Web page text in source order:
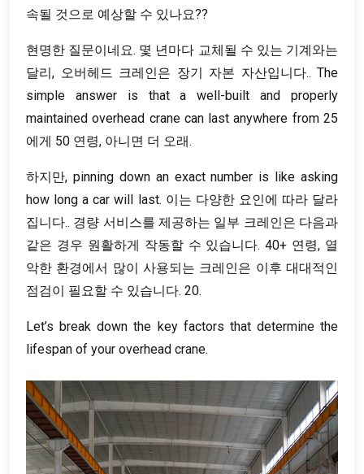
속될 것으로 예상할 수 있나요??
현명한 질문이네요. 몇 년마다 교체될 수 있는 기계와는
달리, 오버헤드 크레인은 장기 자본 자산입니다.. The
simple answer is that a well-built and properly
maintained overhead crane can last anywhere from25
에게 50 연령, 아니면 더 오래.
하지만, pinning down an exact number is like asking
how long a car will last. 이는 다양한 요인에 따라 달라
집니다.. 경량 서비스를 제공하는 일부 크레인은 다음과
같은 경우 원활하게 작동할 수 있습니다. 40+ 연령, 열
악한 환경에서 많이 사용되는 크레인은 이후 대대적인
점검이 필요할 수 있습니다. 20.
Let’s break down the key factors that determine the
lifespan of your overhead crane.